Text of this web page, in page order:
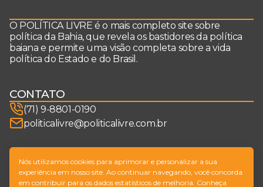
O POLÍTICA LIVRE é o mais completo site sobre
política da Bahia, que revela os bastidores da política
baiana e permite uma visão completa sobre a vida
política do Estado e do Brasil.
CONTATO
(71) 9-8801-0190
politicalivre@politicalivre.com.br
SIGA-NOS
Nós utilizamos cookies para aprimorar e personalizar a sua
experiência em nosso site. Ao continuar navegando, você concorda
em contribuir para os dados estatísticos de melhoria. Conheça